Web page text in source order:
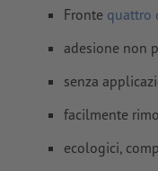
Fronte quattro
adesione non
senza
facilmente
ecologici,